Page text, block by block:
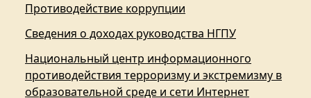
Противодействие коррупции
Сведения о доходах руководства НГПУ
Национальный центр информационного
противодействия терроризму и экстремизму в
образовательной среде и сети Интернет